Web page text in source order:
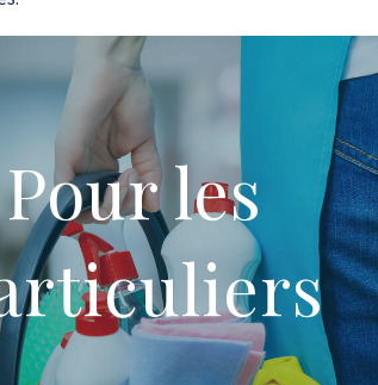
Pour les
dans divers environnements, tels que :
du domicile
du linge
et petits travaux extérieurs
de bricolage
et organisation
En savoir plus